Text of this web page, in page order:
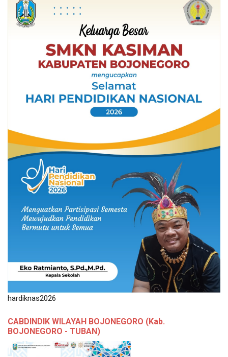
hardiknas2026
CABDINDIK WILAYAH BOJONEGORO (Kab.
BOJONEGORO - TUBAN)